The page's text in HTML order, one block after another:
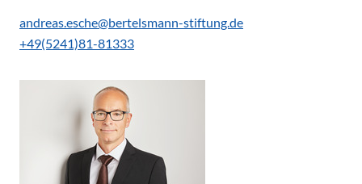
andreas.esche@bertelsmann-stiftung.de
+49(5241)81-81333